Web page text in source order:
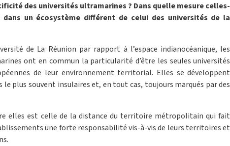
des universités ultramarines ? Dans quelle mesure celles-
un écosystème différent de celui des universités de la
de La Réunion par rapport à l’espace indianocéanique, les
ont en commun la particularité d’être les seules universités
de leur environnement territorial. Elles se développent
le plus souvent insulaires et, en tout cas, toujours marqués par des
elles est celle de la distance du territoire métropolitain qui fait
une forte responsabilité vis-à-vis de leurs territoires et